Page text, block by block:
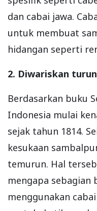
dan cabai jawa.
untuk membuat
hidangan seperti
2. Diwariskan
Berdasarkan buku
Indonesia mulai
sejak tahun 1814.
kesukaan
temurun. Hal
mengapa sebagian
menggunakan